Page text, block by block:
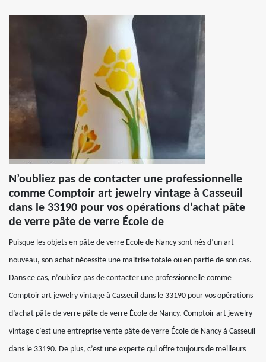
N’oubliez pas de contacter une professionnelle
comme Comptoir art jewelry vintage à Casseuil
dans le 33190 pour vos opérations d’achat pâte
de verre pâte de verre École de
Puisque les objets en pâte de verre Ecole de Nancy sont nés d’un art
nouveau, son achat nécessite une maitrise totale ou en partie de son cas.
Dans ce cas, n’oubliez pas de contacter une professionnelle comme
Comptoir art jewelry vintage à Casseuil dans le 33190 pour vos opérations
d’achat pâte de verre pâte de verre École de Nancy. Comptoir art jewelry
vintage c’est une entreprise vente pâte de verre École de Nancy à Casseuil
dans le 33190. De plus, c’est une experte qui offre toujours de meilleurs